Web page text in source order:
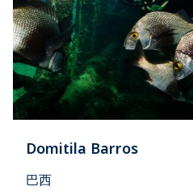
Domitila Barros
巴西